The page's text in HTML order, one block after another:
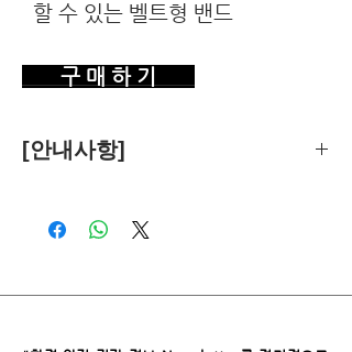
할 수 있는 벨트형 밴드
구 매 하 기
[안내사항]
객관적 기준에 따라 독립적으로 수행합
파트너스로부터 소정의 수수료를 받습